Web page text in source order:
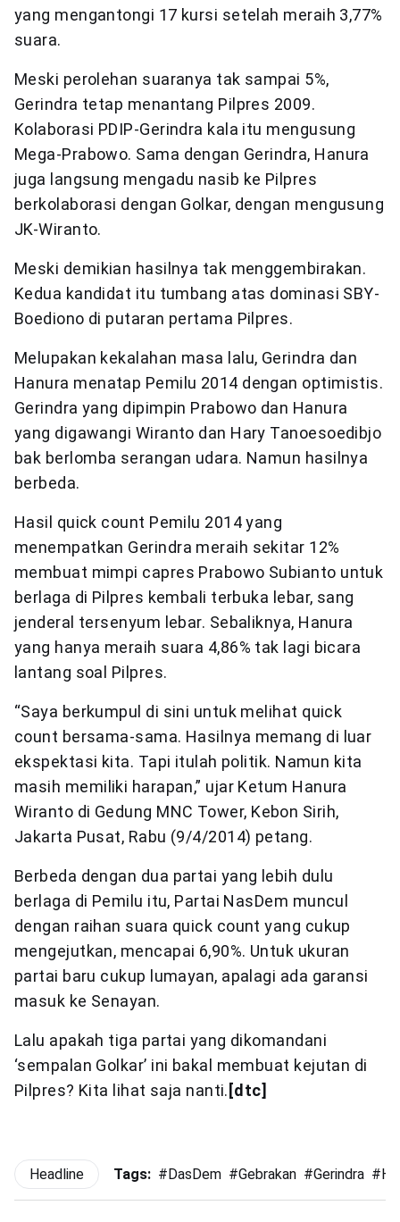
yang mengantongi 17 kursi setelah meraih 3,77%
suara.
Meski perolehan suaranya tak sampai 5%,
Gerindra tetap menantang Pilpres 2009.
Kolaborasi PDIP-Gerindra kala itu mengusung
Mega-Prabowo. Sama dengan Gerindra, Hanura
juga langsung mengadu nasib ke Pilpres
berkolaborasi dengan Golkar, dengan mengusung
JK-Wiranto.
Meski demikian hasilnya tak menggembirakan.
Kedua kandidat itu tumbang atas dominasi SBY-
Boediono di putaran pertama Pilpres.
Melupakan kekalahan masa lalu, Gerindra dan
Hanura menatap Pemilu 2014 dengan optimistis.
Gerindra yang dipimpin Prabowo dan Hanura
yang digawangi Wiranto dan Hary Tanoesoedibjo
bak berlomba serangan udara. Namun hasilnya
berbeda.
Hasil quick count Pemilu 2014 yang
menempatkan Gerindra meraih sekitar 12%
membuat mimpi capres Prabowo Subianto untuk
berlaga di Pilpres kembali terbuka lebar, sang
jenderal tersenyum lebar. Sebaliknya, Hanura
yang hanya meraih suara 4,86% tak lagi bicara
lantang soal Pilpres.
“Saya berkumpul di sini untuk melihat quick
count bersama-sama. Hasilnya memang di luar
ekspektasi kita. Tapi itulah politik. Namun kita
masih memiliki harapan,” ujar Ketum Hanura
Wiranto di Gedung MNC Tower, Kebon Sirih,
Jakarta Pusat, Rabu (9/4/2014) petang.
Berbeda dengan dua partai yang lebih dulu
berlaga di Pemilu itu, Partai NasDem muncul
dengan raihan suara quick count yang cukup
mengejutkan, mencapai 6,90%. Untuk ukuran
partai baru cukup lumayan, apalagi ada garansi
masuk ke Senayan.
Lalu apakah tiga partai yang dikomandani
‘sempalan Golkar’ ini bakal membuat kejutan di
Pilpres? Kita lihat saja nanti. [dtc]
Headline Tags: #DasDem #Gebrakan #Gerindra #